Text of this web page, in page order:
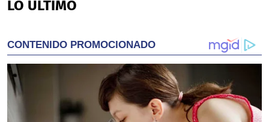
LO ÚLTIMO